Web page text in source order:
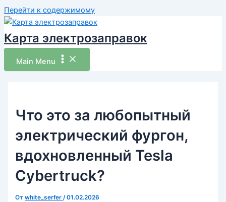
Перейти к содержимому
Карта электрозаправок
Main Menu
Что это за любопытный
электрический фургон,
вдохновленный Tesla
Cybertruck?
Отwhite_serfer/01.02.2026